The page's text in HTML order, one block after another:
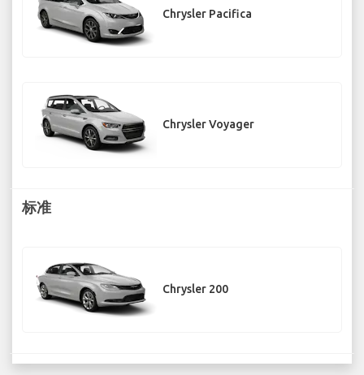
Chrysler Pacifica
Chrysler Voyager
标准
Chrysler 200